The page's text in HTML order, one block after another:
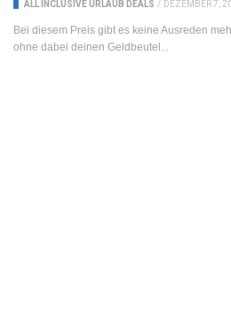
ALL INCLUSIVE URLAUB DEALS / DEZEMBER 7,
Bei diesem Preis gibt es keine Ausreden
ohne dabei deinen Geldbeutel...